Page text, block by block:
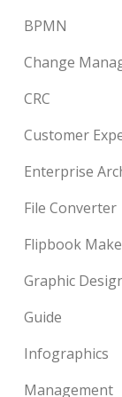
BPMN
Change
CRC
Customer
Enterprise
File Converter
Flipbook
Graphic
Guide
Infographics
Management